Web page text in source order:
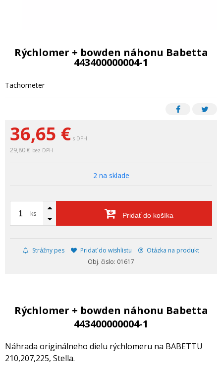
36,65 € s DPH
29,80 € bez DPH
2 na sklade
ks Pridať do košíka
Strážny pes Pridať do wishlistu
Otázka na produkt
Obj. čislo: 01617
Rýchlomer + bowden náhonu Babetta
443400000004-1
Tachometer
Rýchlomer + bowden náhonu Babetta
443400000004-1
Náhrada originálneho dielu rýchlomeru na BABETTU
210,207,225, Stella.